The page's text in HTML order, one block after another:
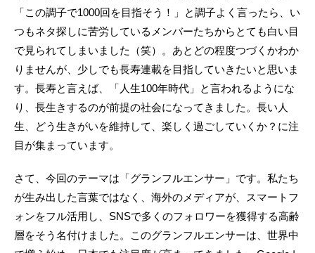
「この調子で1000回を目指そう！」と調子よく言ったら、い
つもネタ探しに苦労しているメンバーたちからとても白い目
で見られてしまいました（笑）。あとどの程度つづくかわか
りませんが、少しでも長寿連載を目指していきたいと思いま
す。長寿と言えば、「人生100年時代」と言われるようにな
り、長生きするのが前提の社会になってきました。長い人
生、どう生きがいを維持して、楽しく過ごしていくか？に注
目が集まっています。
さて、今回のテーマは「グランフルエンサー」です。私たち
が生み出した言葉ではなく、海外のメディアが、スマートフ
ォンをフル活用し、SNSで多くのフォロワーを獲得する高齢
層をそう名付けました。このグランフルエンサーは、世界中